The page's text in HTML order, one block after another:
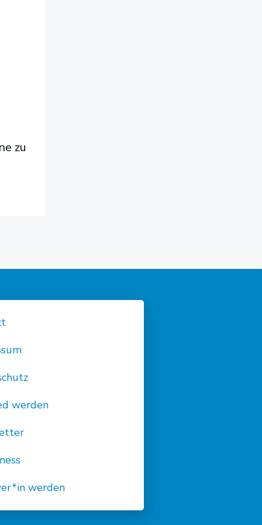
zu
werden
werden